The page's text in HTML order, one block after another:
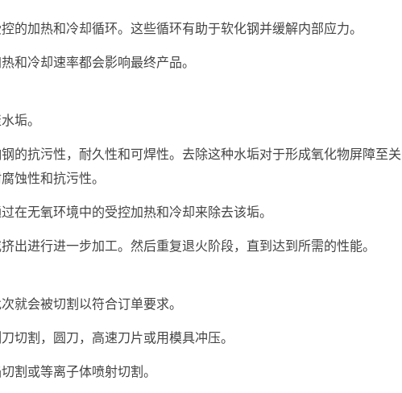
的加热和冷却循环。这些循环有助于软化钢并缓解内部应力。
和冷却速率都会影响最终产品。
垢。
的抗污性，耐久性和可焊性。去除这种水垢对于形成氧化物屏障至关
蚀性和抗污性。
在无氧环境中的受控加热和冷却来除去该垢。
出进行进一步加工。然后重复退火阶段，直到达到所需的性能。
就会被切割以符合订单要求。
切割，圆刀，高速刀片或用模具冲压。
割或等离子体喷射切割。